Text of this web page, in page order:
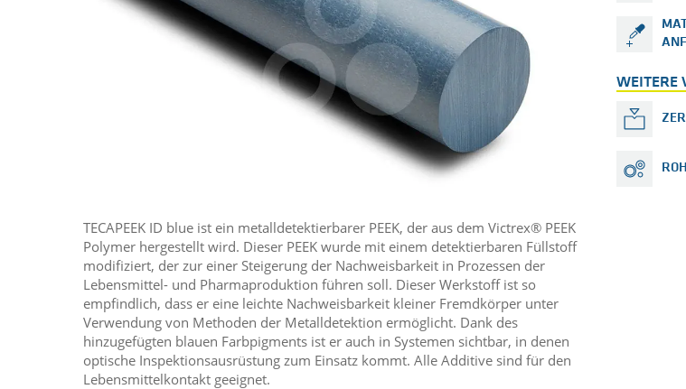
WEITERE
TECAPEEK ID blue ist ein metalldetektierbarer PEEK, der aus dem Victrex® PEEK
Polymer hergestellt wird. Dieser PEEK wurde mit einem detektierbaren Füllstoff
modifiziert, der zur einer Steigerung der Nachweisbarkeit in Prozessen der
Lebensmittel- und Pharmaproduktion führen soll. Dieser Werkstoff ist so
empfindlich, dass er eine leichte Nachweisbarkeit kleiner Fremdkörper unter
Verwendung von Methoden der Metalldetektion ermöglicht. Dank des
hinzugefügten blauen Farbpigments ist er auch in Systemen sichtbar, in denen
optische Inspektionsausrüstung zum Einsatz kommt. Alle Additive sind für den
Lebensmittelkontakt geeignet.